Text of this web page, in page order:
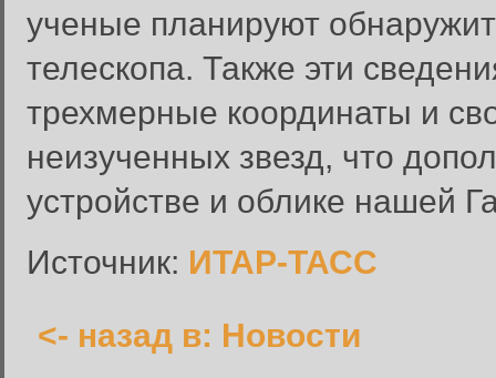
ученые планируют
телескопа. Также эти
трехмерные координаты и
неизученных звезд, что
устройстве и облике нашей
Источник: ИТАР-ТАСС
<- назад в: Новости
Вход в систему
Введите имя пользователя и
Вход в систему
Имя пользователя:
Забыли пароль?